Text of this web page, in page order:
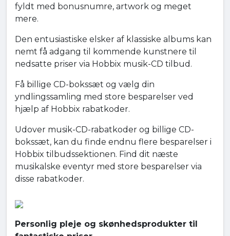
fyldt med bonusnumre, artwork og meget
mere.
Den entusiastiske elsker af klassiske albums kan
nemt få adgang til kommende kunstnere til
nedsatte priser via Hobbix musik-CD tilbud.
Få billige CD-bokssæt og vælg din
yndlingssamling med store besparelser ved
hjælp af Hobbix rabatkoder.
Udover musik-CD-rabatkoder og billige CD-
bokssæt, kan du finde endnu flere besparelser i
Hobbix tilbudssektionen. Find dit næste
musikalske eventyr med store besparelser via
disse rabatkoder.
Personlig pleje og skønhedsprodukter til